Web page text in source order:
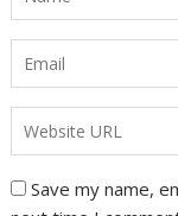
Save my name,